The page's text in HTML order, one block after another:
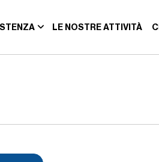
LE NOSTRE ATTIVITÀ